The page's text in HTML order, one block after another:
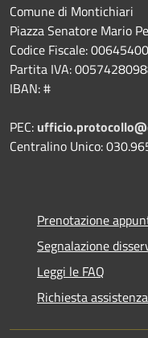
Comune di Montichiari
Piazza Senatore Mario
Codice Fiscale:
Partita IVA:
IBAN: #
PEC:
Centralino Unico:
Prenotazione
Segnalazione
Leggi le FAQ
Richiesta assistenza